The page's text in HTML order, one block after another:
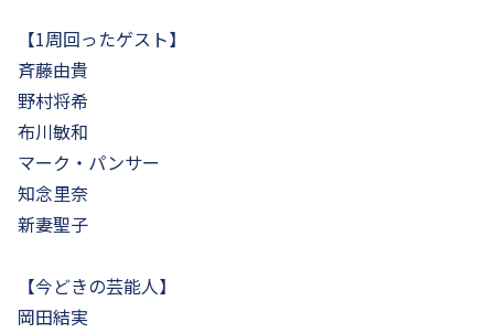
【1周回ったゲスト】
斉藤由貴
野村将希
布川敏和
マーク・パンサー
知念里奈
新妻聖子
【今どきの芸能人】
岡田結実